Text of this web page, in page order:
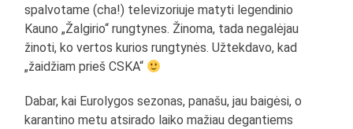
spalvotame (cha!) televizoriuje matyti legendinio
Kauno „Žalgirio“ rungtynes. Žinoma, tada negalėjau
žinoti, ko vertos kurios rungtynės. Užtekdavo, kad
„žaidžiam prieš CSKA“
Dabar, kai Eurolygos sezonas, panašu, jau baigėsi, o
karantino metu atsirado laiko mažiau degantiems